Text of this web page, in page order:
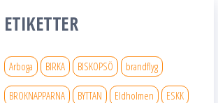
ETIKETTER
Arboga BIRKA BISKOPSÖ brandflyg
BROKNAPPARNA BYTTAN Eldholmen ESKK